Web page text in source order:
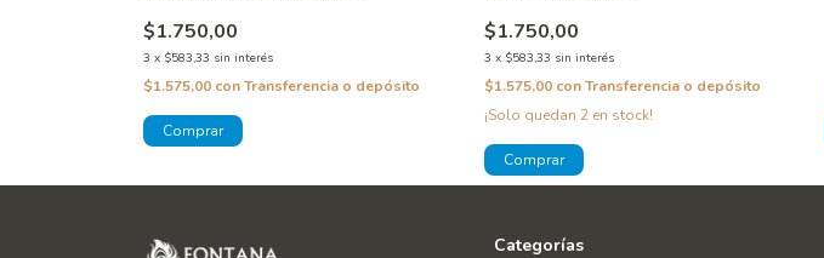
$1.750,00
3 x $583,33 sin interés
$1.575,00 conTransferencia o depósito
$1.750,00
3 x $583,33 sin interés
$1.575,00 conTransferencia o depósito
¡Solo quedan 2 en stock!
Categorías